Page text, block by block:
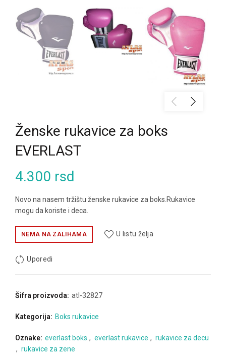
Ženske rukavice za boks
EVERLAST
4.300 rsd
Novo na nasem tržištu ženske rukavice za boks.Rukavice
mogu da koriste i deca.
NEMA NA ZALIHAMA U listu želja
Uporedi
Šifra proizvoda: atl-32827
Kategorija: Boks rukavice
Oznake: everlast boks , everlast rukavice , rukavice za decu
, rukavice za zene